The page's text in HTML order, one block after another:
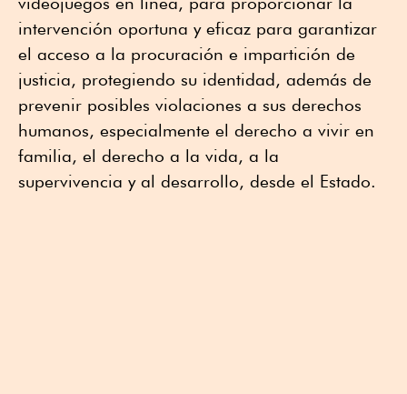
intervención oportuna y eficaz para garantizar
el acceso a la procuración e impartición de
justicia, protegiendo su identidad, además de
prevenir posibles violaciones a sus derechos
humanos, especialmente el derecho a vivir en
familia, el derecho a la vida, a la
supervivencia y al desarrollo, desde el Estado.